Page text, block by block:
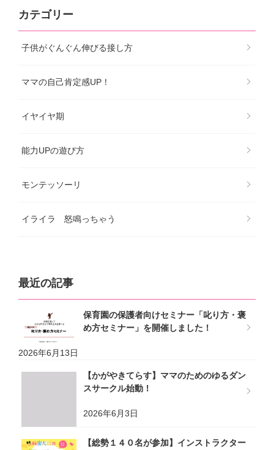
カテゴリー
子供がぐんぐん伸びる接し方
ママの自己肯定感UP！
イヤイヤ期
能力UPの遊び方
モンテッソーリ
イライラ 怒鳴っちゃう
最近の記事
保育園の保護者向けセミナー「叱り方・褒
め方セミナー」を開催しました！
2026年6月13日
【かがやきてらす】ママのためのゆるダン
スサークル始動！
2026年6月3日
【総勢１４０名が参加】インストラクター